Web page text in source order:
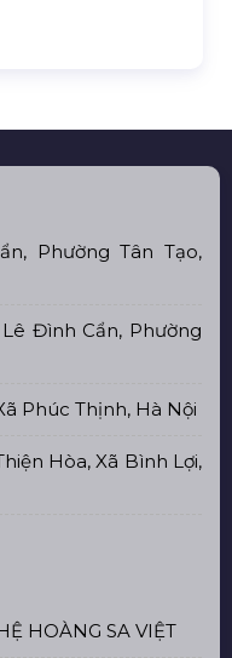
Phường Tân Tạo,
Đình Cẩn, Phường
Phúc Thịnh, Hà Nội
Hòa, Xã Bình Lợi,
HOÀNG SA VIỆT